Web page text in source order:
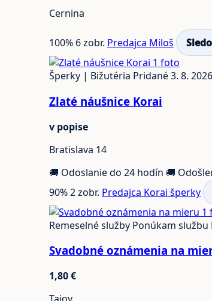
Cernina
100% 6 zobr. Predajca Miloš
1 foto
Šperky | Bižutéria Pridané 3. 8. 2026
Zlaté náušnice Korai
v popise
Bratislava 14
🚚 Odoslanie do 24 hodín 🚚
90%2 zobr. Predajca Korai šperky
1
Remeselné služby Ponúkam službu
Svadobné oznámenia na
1,80 €